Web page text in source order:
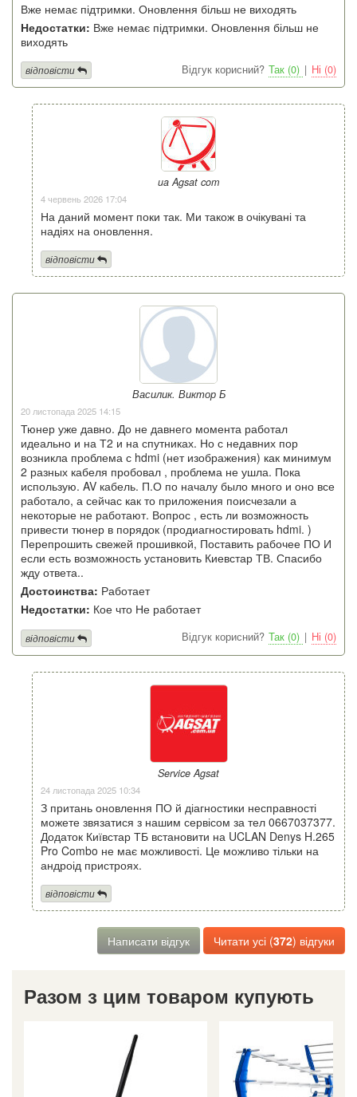
Вже немає підтримки. Оновлення більш не виходять
Недостатки: Вже немає підтримки. Оновлення більш не
виходять
Відгук корисний? Так (0) | Ні (0)
відповісти
ua Agsat com
4 червень 2026 17:04
На даний момент поки так. Ми також в очікувані та
надіях на оновлення.
відповісти
Василик. Виктор Б
20 листопада 2025 14:15
Тюнер уже давно. До не давнего момента работал
идеально и на Т2 и на спутниках. Но с недавних пор
возникла проблема с hdmi (нет изображения) как минимум
2 разных кабеля пробовал , проблема не ушла. Пока
использую. AV кабель. П.О по началу было много и оно все
работало, а сейчас как то приложения поисчезали а
некоторые не работают. Вопрос , есть ли возможность
привести тюнер в порядок (продиагностировать hdmi. )
Перепрошить свежей прошивкой, Поставить рабочее ПО И
если есть возможность установить Киевстар ТВ. Спасибо
жду ответа..
Достоинства: Работает
Недостатки: Кое что Не работает
Відгук корисний? Так (0) | Ні (0)
відповісти
Service Agsat
24 листопада 2025 10:34
З притань оновлення ПО й діагностики несправності
можете звязатися з нашим сервісом за тел 0667037377.
Додаток Київстар ТБ встановити на UCLAN Denys H.265
Pro Combo не має можливості. Це можливо тільки на
андроід пристроях.
відповісти
Написати відгук Читати усі (372) відгуки
Разом з цим товаром купують